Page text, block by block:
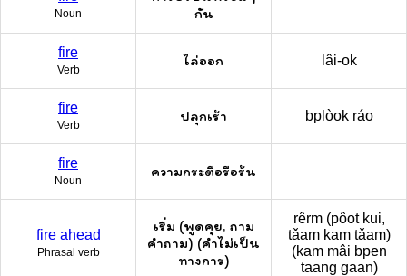
Noun
กัน
fire
Verb
ไล่ออก lâi-ok
fire
Verb
ปลุกเร้า bplòok ráo
fire
Noun
ความกระตือรือร้น
fire ahead
Phrasal verb
เริ่ม (พูดคุย, ถาม
คำถาม) (คำไม่เป็น
ทางการ)
rêrm (pôot kui,
tǎam kam tǎam)
(kam mâi bpen
taang gaan)